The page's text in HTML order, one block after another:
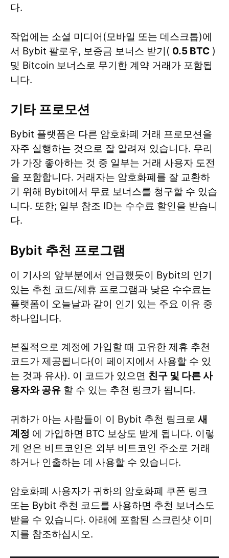
다.
작업에는 소셜 미디어(모바일 또는 데스크톱)에
서 Bybit 팔로우, 보증금 보너스 받기( 0.5 BTC )
및 Bitcoin 보너스로 무기한 계약 거래가 포함됩
니다.
기타 프로모션
Bybit 플랫폼은 다른 암호화폐 거래 프로모션을
자주 실행하는 것으로 잘 알려져 있습니다. 우리
가 가장 좋아하는 것 중 일부는 거래 사용자 도전
을 포함합니다. 거래자는 암호화폐를 잘 교환하
기 위해 Bybit에서 무료 보너스를 청구할 수 있습
니다. 또한; 일부 참조 ID는 수수료 할인을 받습니
다.
Bybit 추천 프로그램
이 기사의 앞부분에서 언급했듯이 Bybit의 인기
있는 추천 코드/제휴 프로그램과 낮은 수수료는
플랫폼이 오늘날과 같이 인기 있는 주요 이유 중
하나입니다.
본질적으로 계정에 가입할 때 고유한 제휴 추천
코드가 제공됩니다(이 페이지에서 사용할 수 있
는 것과 유사). 이 코드가 있으면 친구 및 다른 사
용자와 공유 할 수 있는 추천 링크가 됩니다.
귀하가 아는 사람들이 이 Bybit 추천 링크로 새
계정 에 가입하면 BTC 보상도 받게 됩니다. 이렇
게 얻은 비트코인은 외부 비트코인 주소로 거래
하거나 인출하는 데 사용할 수 있습니다.
암호화폐 사용자가 귀하의 암호화폐 쿠폰 링크
또는 Bybit 추천 코드를 사용하면 추천 보너스도
받을 수 있습니다. 아래에 포함된 스크린샷 이미
지를 참조하십시오.